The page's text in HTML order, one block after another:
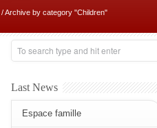
/Archive by category "Children"
Last News
Espace famille